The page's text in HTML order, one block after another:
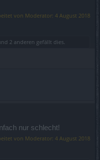
von Moderator: 4 August 2018
2 anderen gefällt dies.
nur schlecht!
von Moderator: 4 August 2018